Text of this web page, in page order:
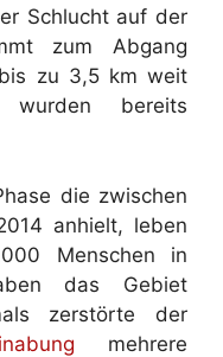
Schlucht auf der
zum Abgang
zu 3,5 km weit
wurden bereits
die zwischen
anhielt, leben
Menschen in
das Gebiet
zerstörte der
mehrere